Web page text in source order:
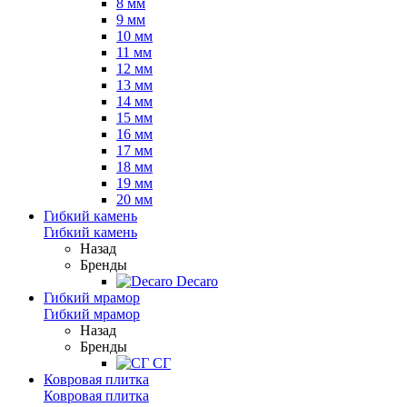
8 мм
9 мм
10 мм
11 мм
12 мм
13 мм
14 мм
15 мм
16 мм
17 мм
18 мм
19 мм
20 мм
Гибкий камень
Гибкий камень
Назад
Бренды
Decaro
Гибкий мрамор
Гибкий мрамор
Назад
Бренды
СГ
Ковровая плитка
Ковровая плитка